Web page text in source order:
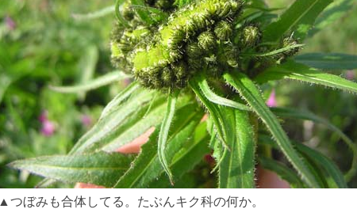
▲つぼみも合体してる。たぶんキク科の何か。